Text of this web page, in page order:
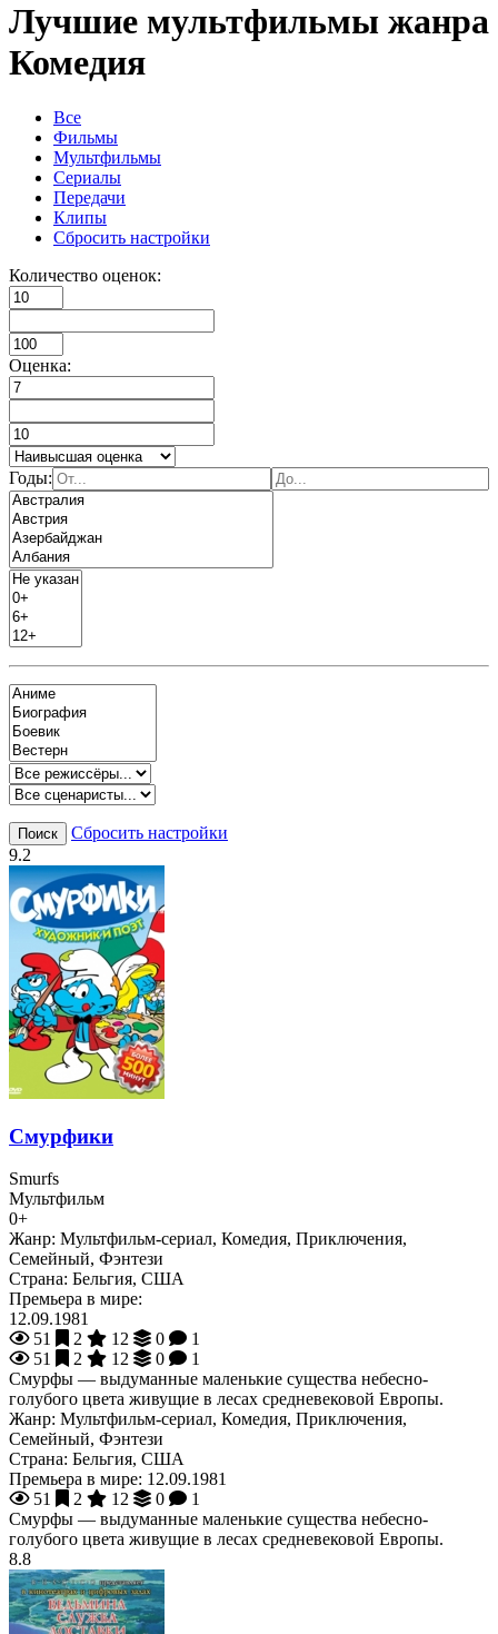
Лучшие мультфильмы жанра
Комедия
Все
Фильмы
Мультфильмы
Сериалы
Передачи
Клипы
Сбросить настройки
Количество оценок:
Оценка:
Годы:
Поиск
Сбросить настройки
9.2
Смурфики
Smurfs
Мультфильм
0+
Жанр: Мультфильм-сериал, Комедия, Приключения,
Семейный, Фэнтези
Страна: Бельгия, США
Премьера в мире:
12.09.1981
51
2 12 0
1
51
2 12 0
1
Смурфы — выдуманные маленькие существа небесно-
голубого цвета живущие в лесах средневековой Европы.
Жанр: Мультфильм-сериал, Комедия, Приключения,
Семейный, Фэнтези
Страна: Бельгия, США
Премьера в мире: 12.09.1981
51
2 12 0
1
Смурфы — выдуманные маленькие существа небесно-
голубого цвета живущие в лесах средневековой Европы.
8.8